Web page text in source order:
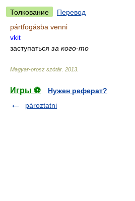
Толкование
Перевод
pártfogásba venni
vkit
заступаться за кого-то
Magyar-orosz szótár 2013
Игры ⚽
Нужен реферат?
pároztatni